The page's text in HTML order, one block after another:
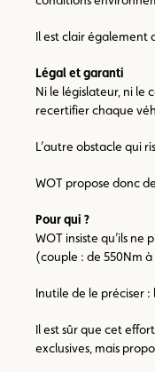
Il est clair également
Légal et garanti
Ni le législateur, ni le
recertifier chaque
L’autre obstacle qui
WOT propose donc
Pour qui ?
WOT insiste qu’ils
(couple : de 550Nm
Inutile de le préciser
Il est sûr que cet
exclusives, mais